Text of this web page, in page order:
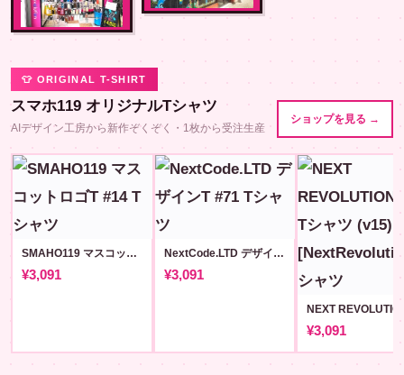
👕 ORIGINAL T-SHIRT
スマホ119 オリジナルTシャツ
AIデザイン工房から新作ぞくぞく・1枚から受注生産
ショップを見る →
SMAHO119 マスコットロゴT #14
¥3,091
NextCode.LTD デザインT #71
¥3,091
¥3,091